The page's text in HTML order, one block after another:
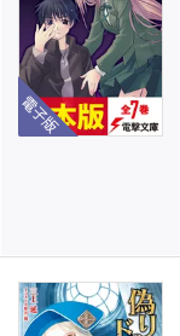
電子版